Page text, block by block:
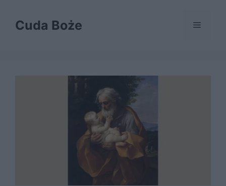
treściCuda Boże Menu